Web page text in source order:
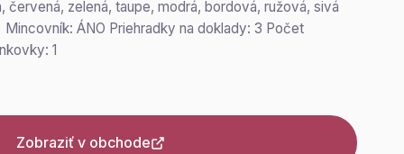
červená, zelená, taupe, modrá, bordová, ružová, sivá
ÁNO Priehradky na doklady: 3 Počet
1
Zobraziť v obchode